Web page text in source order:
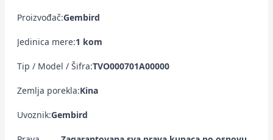
Proizvođač:Gembird
Jedinica mere:1 kom
Tip / Model / Šifra:TVO000701A00000
Zemlja porekla:Kina
Uvoznik:Gembird